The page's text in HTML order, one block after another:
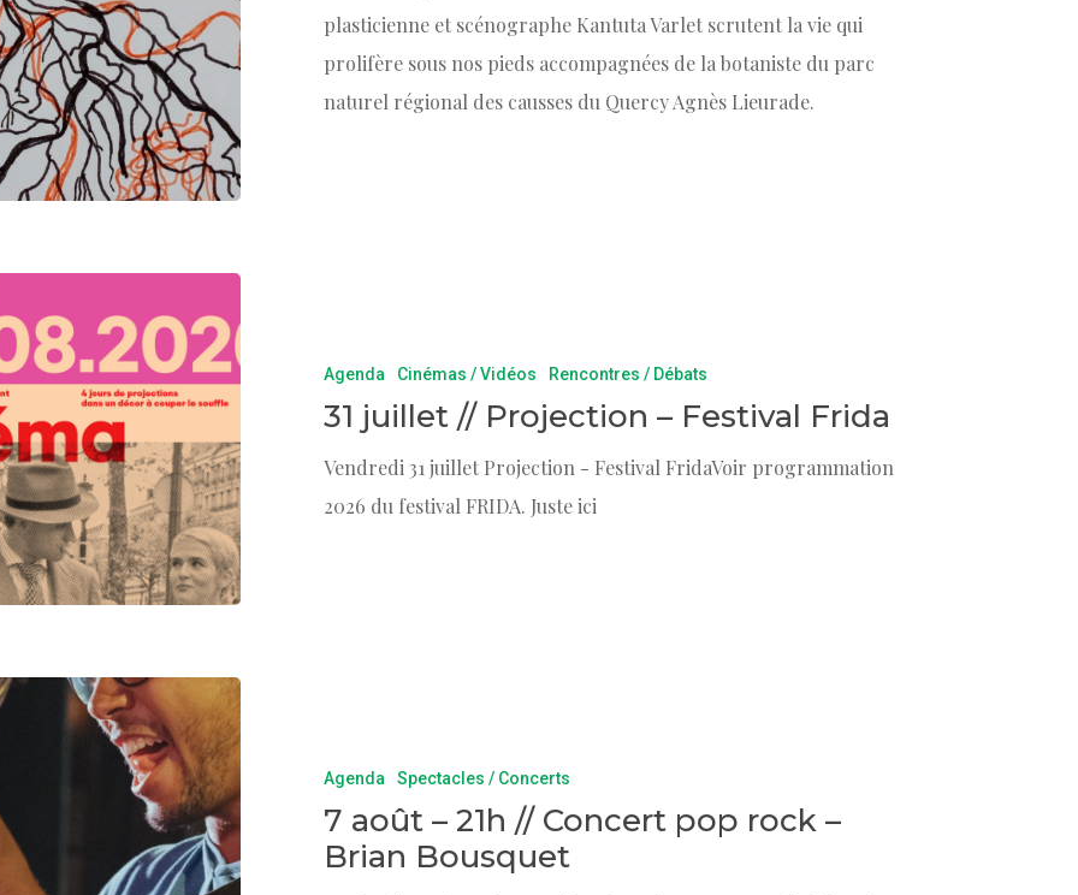
plasticienne et scénographe Kantuta Varlet scrutent la vie qui
prolifère sous nos pieds accompagnées de la botaniste du parc
naturel régional des causses du Quercy Agnès Lieurade.
Agenda Cinémas / Vidéos Rencontres / Débats
31 juillet // Projection – Festival Frida
Vendredi 31 juillet Projection - Festival FridaVoir programmation
2026 du festival FRIDA. Juste ici
Agenda Spectacles / Concerts
7 août – 21h // Concert pop rock –
Brian Bousquet